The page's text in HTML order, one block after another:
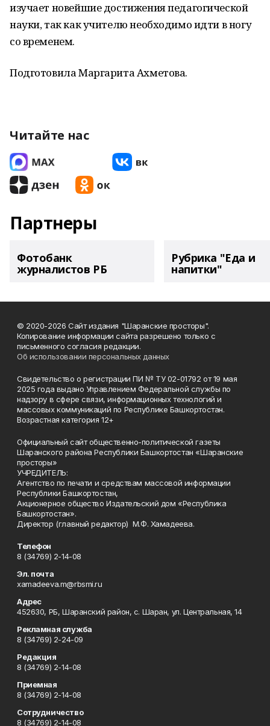
изучает новейшие достижения педагогической
науки, так как учителю необходимо идти в ногу
со временем.
Подготовила Маргарита Ахметова.
Читайте нас
Партнеры
Фотобанк
журналистов РБ
Рубрика "Еда и
напитки"
© 2020-2026 Сайт издания "Шаранские просторы".
Копирование информации сайта разрешено только с
письменного согласия редакции.
Об использовании персональных данных
Свидетельство о регистрации ПИ № ТУ 02-01792 от 19 мая
2025 года выдано Управлением Федеральной службы по
надзору в сфере связи, информационных технологий и
массовых коммуникаций по Республике Башкортостан.
Возрастная категория 12+
Официальный сайт общественно-политической газеты
Шаранского района Республики Башкортостан «Шаранские
просторы»
УЧРЕДИТЕЛЬ:
Агентство по печати и средствам массовой информации
Республики Башкортостан,
Акционерное общество Издательский дом «Республика
Башкортостан».
Директор (главный редактор) М.Ф. Хамадеева.
Телефон
8 (34769) 2-14-08
Эл. почта
xamadeeva.m@rbsmi.ru
Адрес
452630, РБ, Шаранский район, с. Шаран, ул. Центральная, 14
Рекламная служба
8 (34769) 2-24-09
Редакция
8 (34769) 2-14-08
Приемная
8 (34769) 2-14-08
Сотрудничество
8 (34769) 2-14-08